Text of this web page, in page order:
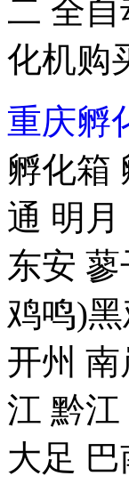
二 全
化机购
重庆孵
孵化箱
通 明
东安
鸡鸣)
开州
江 黔
大足